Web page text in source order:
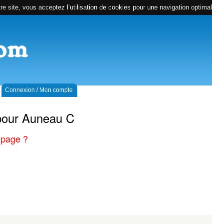
site, vous acceptez l’utilisation de cookies pour une navigation
Connexion / Mon compte
Auneau C
?